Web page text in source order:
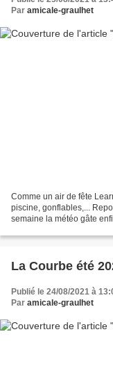
Par amicale-graulhet
Comme un air de fête
piscine, gonflables,...
semaine la météo gâte
La Courbe été
Publié le 24/08/2021 à
Par amicale-graulhet